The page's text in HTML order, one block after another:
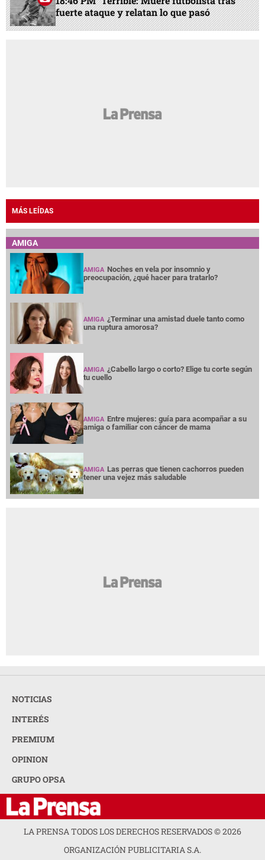
fuerte ataque y relatan lo que pasó
MÁS LEÍDAS
AMIGA
AMIGA Noches en vela por insomnio y
preocupación, ¿qué hacer para tratarlo?
AMIGA ¿Terminar una amistad duele tanto como
una ruptura amorosa?
AMIGA ¿Cabello largo o corto? Elige tu corte según
tu cuello
AMIGA Entre mujeres: guía para acompañar a su
amiga o familiar con cáncer de mama
AMIGA Las perras que tienen cachorros pueden
tener una vejez más saludable
NOTICIAS
INTERÉS
PREMIUM
OPINION
GRUPO OPSA
LA PRENSA TODOS LOS DERECHOS RESERVADOS ©2026
ORGANIZACIÓN PUBLICITARIA S.A.